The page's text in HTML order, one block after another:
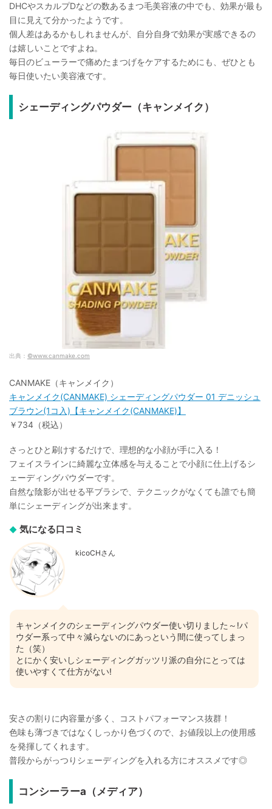
DHCやスカルプDなどの数あるまつ毛美容液の中でも、効果が最も
目に見えて分かったようです。
個人差はあるかもしれませんが、自分自身で効果が実感できるの
は嬉しいことですよね。
毎日のビューラーで痛めたまつげをケアするためにも、ぜひとも
毎日使いたい美容液です。
シェーディングパウダー（キャンメイク）
出典： ©www.canmake.com
CANMAKE（キャンメイク）
キャンメイク(CANMAKE) シェーディングパウダー 01 デニッシュ
ブラウン(1コ入)【キャンメイク(CANMAKE)】
￥734（税込）
さっとひと刷けするだけで、理想的な小顔が手に入る！
フェイスラインに綺麗な立体感を与えることで小顔に仕上げるシ
ェーディングパウダーです。
自然な陰影が出せる平ブラシで、テクニックがなくても誰でも簡
単にシェーディングが出来ます。
気になる口コミ
kicoCHさん
キャンメイクのシェーディングパウダー使い切りました～!パ
ウダー系って中々減らないのにあっという間に使ってしまっ
た（笑）
とにかく安いしシェーディングガッツリ派の自分にとっては
使いやすくて仕方がない!
安さの割りに内容量が多く、コストパフォーマンス抜群！
色味も薄づきではなくしっかり色づくので、お値段以上の使用感
を発揮してくれます。
普段からがっつりシェーディングを入れる方にオススメです◎
コンシーラーa（メディア）